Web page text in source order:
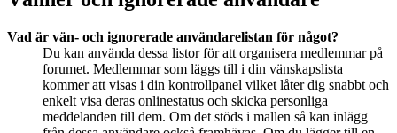
Vad är vän- och ignorerade användarelistan för något?
Du kan använda dessa listor för att organisera medlemmar på
forumet. Medlemmar som läggs till i din vänskapslista
kommer att visas i din kontrollpanel vilket låter dig snabbt och
enkelt visa deras onlinestatus och skicka personliga
meddelanden till dem. Om det stöds i mallen så kan inlägg